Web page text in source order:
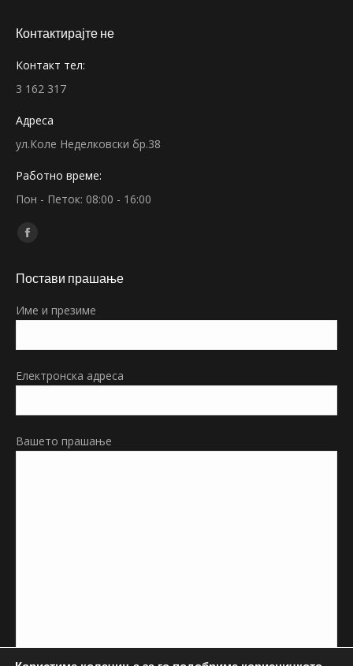
Контактирајте не
Контакт тел:
3 162 317
Адреса
ул.Коле Неделковски бр.38
Работно време:
Пон - Петок: 08:00 - 16:00
Find us on:
Facebook
opens
new
Постави прашање
Име и презиме
Електронска адреса
Вашето прашање